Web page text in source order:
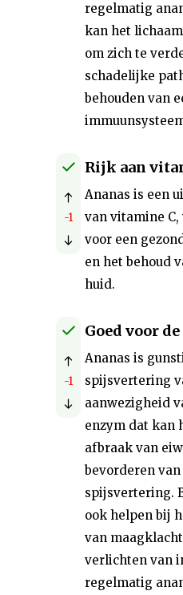
regelmatig
kan het
om zich te
schadelijke
behouden van
-1
Rijk aan
Ananas is een
van vitamine
voor een
en het behoud
huid.
-1
Goed voor
Ananas is
spijsvertering
aanwezigheid
enzym dat kan
afbraak van
bevorderen van
spijsvertering.
ook helpen bij
van
verlichten van
regelmatig